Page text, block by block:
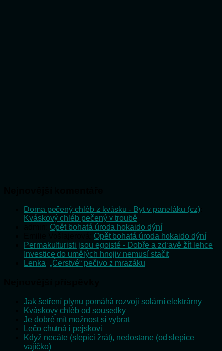
Doma pečený chléb z kvásku - Byt v paneláku (cz)
Kváskový chléb pečený v troubě
Opět bohatá úroda hokaido dýní
Opět bohatá úroda hokaido dýní
Permakulturisti jsou egoisté - Dobře a zdravě žít lehce
Investice do umělých hnojiv nemusí stačit
Lenka „Čerstvé“ pečivo z mrazáku
Jak šetření plynu pomáhá rozvoji solární elektrárny
Kváskový chléb od sousedky
Je dobré mít možnost si vybrat
Lečo chutná i pejskovi
Když nedáte (slepici žrát), nedostane (od slepice
vajíčko)